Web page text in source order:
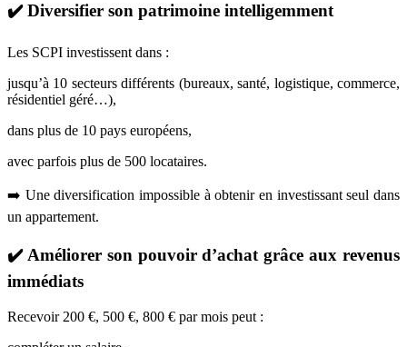
✔️ Diversifier son patrimoine intelligemment
Les SCPI investissent dans :
jusqu’à 10 secteurs différents (bureaux, santé, logistique, commerce,
résidentiel géré…),
dans plus de 10 pays européens,
avec parfois plus de 500 locataires.
➡️ Une diversification impossible à obtenir en investissant seul dans
un appartement.
✔️ Améliorer son pouvoir d’achat grâce aux revenus
immédiats
Recevoir 200 €, 500 €, 800 € par mois peut :